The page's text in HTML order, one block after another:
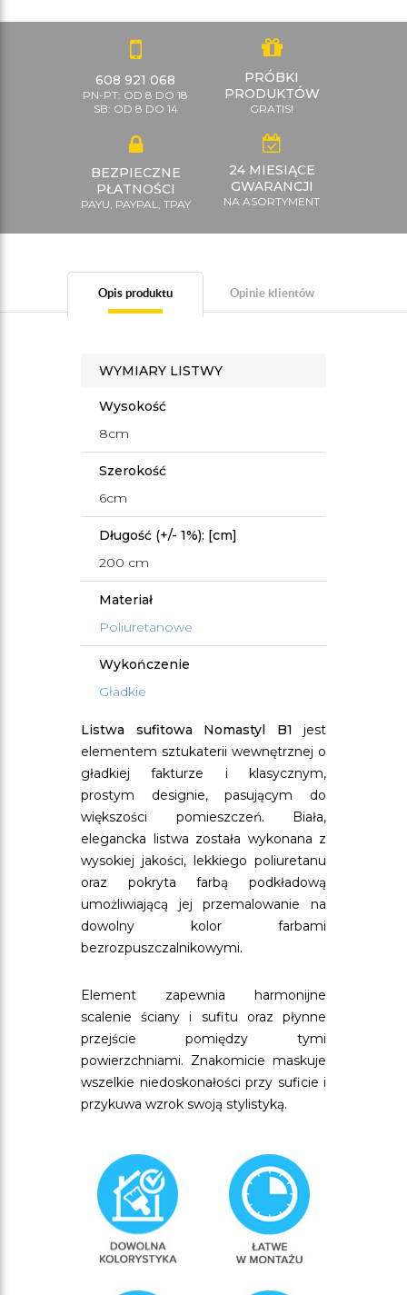
608 921 068
PN-PT: OD 8 DO 18
SB: OD 8 DO 14
PRÓBKI
PRODUKTÓW
GRATIS!
BEZPIECZNE
PŁATNOŚCI
PAYU, PAYPAL, TPAY
24 MIESIĄCE
GWARANCJI
NA ASORTYMENT
Opis produktu Opinie klientów
WYMIARY LISTWY
Wysokość
8cm
Szerokość
6cm
Długość (+/- 1%): [cm]
200 cm
Materiał
Poliuretanowe
Wykończenie
Gładkie
Listwa sufitowa Nomastyl B1 jest
elementem sztukaterii wewnętrznej o
gładkiej fakturze i klasycznym,
prostym designie, pasującym do
większości pomieszczeń. Biała,
elegancka listwa została wykonana z
wysokiej jakości, lekkiego poliuretanu
oraz pokryta farbą podkładową
umożliwiającą jej przemalowanie na
dowolny kolor farbami
bezrozpuszczalnikowymi.
Element zapewnia harmonijne
scalenie ściany i sufitu oraz płynne
przejście pomiędzy tymi
powierzchniami. Znakomicie maskuje
wszelkie niedoskonałości przy suficie i
przykuwa wzrok swoją stylistyką.